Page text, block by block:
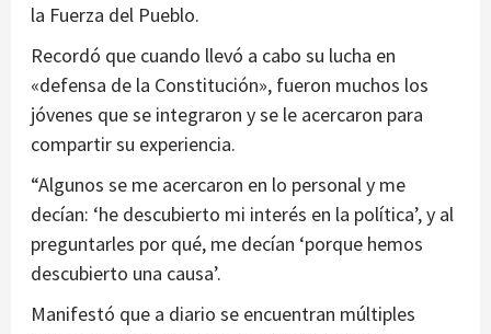
la Fuerza del Pueblo.
Recordó que cuando llevó a cabo su lucha en
«defensa de la Constitución», fueron muchos los
jóvenes que se integraron y se le acercaron para
compartir su experiencia.
“Algunos se me acercaron en lo personal y me
decían: ‘he descubierto mi interés en la política’, y al
preguntarles por qué, me decían ‘porque hemos
descubierto una causa’.
Manifestó que a diario se encuentran múltiples